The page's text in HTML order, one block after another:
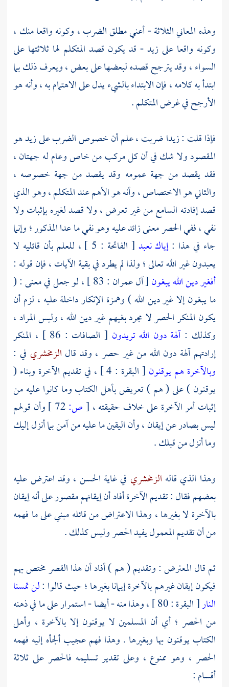
وهذه المعاني الثلاثة - أعني مطلق الضرب ، وكونه واقعا منك ،
وكونه واقعا على زيد - قد يكون قصد المتكلم لها ثلاثتها على
السواء ، وقد يترجح قصده لبعضها على بعض ، ويعرف ذلك بما
ابتدأ به كلامه ، فإن الابتداء بالشيء يدل على الاهتمام به ، وأنه هو
الأرجح في غرض المتكلم .
فإذا قلت : زيدا ضربت ، علم أن خصوص الضرب على زيد هو
المقصود ولا شك في أن كل مركب من خاص وعام له جهتان ،
فقد يقصد من جهة عمومه وقد يقصد من جهة خصوصه ،
والثاني هو الاختصاص ، وأنه هو الأهم عند المتكلم ، وهو الذي
قصد إفادته السامع من غير تعرض ، ولا قصد لغيره بإثبات ولا
نفي ، ففي الحصر معنى زائد عليه وهو نفي ما عدا المذكور ؛ وإنما
جاء في هذا :إياك نعبد
[ الفاتحة : 5 ] ، للعلم بأن قائليه لا
يعبدون غير الله تعالى ؛ ولذا لم يطرد في بقية الآيات ، فإن قوله :
أفغير دين الله يبغون
[ آل عمران : 83 ] ، لو جعل في معنى : (
ما يبغون إلا غير دين الله ) وهمزة الإنكار داخلة عليه ، لزم أن
يكون المنكر الحصر لا مجرد بغيهم غير دين الله ، وليس المراد ،
وكذلك :آلهة دون الله تريدون
[ الصافات : 86 ] ، المنكر
إرادتهم آلهة دون الله من غير حصر ، وقد قال الزمخشري في :
وبالآخرة هم يوقنون
[ البقرة : 4 ] ، في تقديم الآخرة وبناء (
يوقنون ) على ( هم ) تعريض بأهل الكتاب وما كانوا عليه من
إثبات أمر الآخرة على خلاف حقيقته ، [ص:
وأن قولهم
ليس بصادر عن إيقان ، وأن اليقين ما عليه من آمن بما أنزل إليك
وما أنزل من قبلك .
وهذا الذي قاله الزمخشري في غاية الحسن ، وقد اعترض عليه
بعضهم فقال : تقديم الآخرة أفاد أن إيقانهم مقصور على أنه إيقان
بالآخرة لا بغيرها ، وهذا الاعتراض من قائله مبني على ما فهمه
من أن تقديم المعمول يفيد الحصر وليس كذلك .
ثم قال المعترض : وتقديم ( هم ) أفاد أن هذا القصر مختص بهم
فيكون إيقان غيرهم بالآخرة إيمانا بغيرها ؛ حيث قالوا :لن تمسنا
النار
[ البقرة : 80 ] ، وهذا منه - أيضا - استمرار على ما في ذهنه
من الحصر ؛ أي أن المسلمين لا يوقنون إلا بالآخرة ، وأهل
الكتاب يوقنون بها وبغيرها . وهذا فهم عجيب ألجأه إليه فهمه
الحصر ، وهو ممنوع ، وعلى تقدير تسليمه فالحصر على ثلاثة
أقسام :